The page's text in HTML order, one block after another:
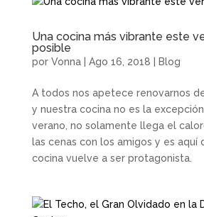
Una cocina más vibrante este
posible
por Vonna| Ago 16, 2018 Blog
A todos nos apetece renovarnos
y nuestra cocina no es la
verano, no solamente llega el
las cenas con los amigos y es aquí
cocina vuelve a ser protagonista.